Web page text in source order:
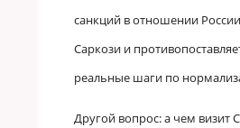
санкций в отношении России
Саркози и
реальные шаги по
Другой вопрос: а чем визит